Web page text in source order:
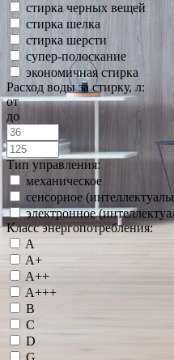
стирка черных вещей
стирка шелка
стирка шерсти
супер-полоскание
экономичная стирка
Расход воды за стирку, л:
от
до
Тип управления:
механическое
сенсорное
электронное
Класс энергопотребления:
A
A+
A++
A+++
B
C
D